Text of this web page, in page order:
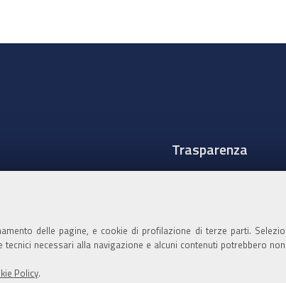
delle pagine, e cookie di profilazione di terze parti.
necessari alla navigazione e alcuni contenuti potrebbero
Policy
Trasparenza
Pubblicità Legale